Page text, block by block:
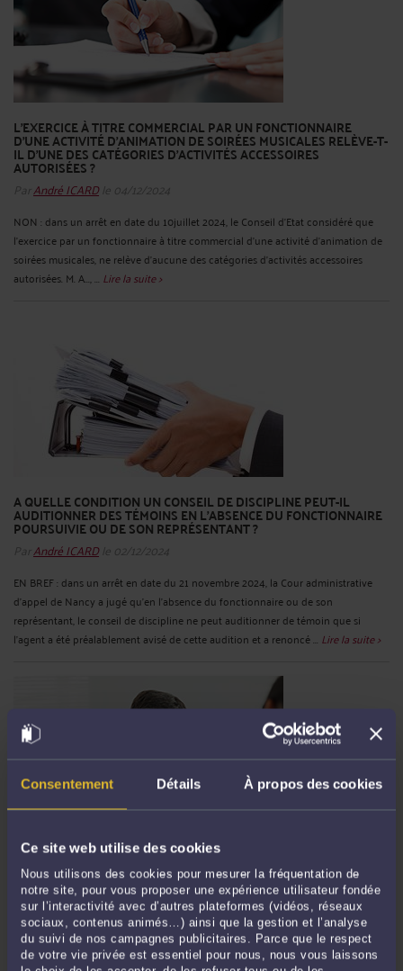
Consentement Détails À propos des cookies
Ce site web utilise des cookies
Nous utilisons des cookies pour mesurer la fréquentation de
notre site, pour vous proposer une expérience utilisateur fondée
sur l’interactivité avec d’autres plateformes (vidéos, réseaux
sociaux, contenus animés…) ainsi que la gestion et l’analyse
du suivi de nos campagnes publicitaires. Parce que le respect
de votre vie privée est essentiel pour nous, nous vous laissons
L’EXERCICE À TITRE COMMERCIAL PAR UN FONCTIONNAIRE
D’UNE ACTIVITÉ D'ANIMATION DE SOIRÉES MUSICALES RELÈVE-T-
IL D'UNE DES CATÉGORIES D'ACTIVITÉS ACCESSOIRES
AUTORISÉES ?
ParAndré ICARDle 04/12/2024
NON : dans un arrêt en date du 10juillet 2024, le Conseil d’Etat considéré que
l’exercice par un fonctionnaire à titre commercial d’une activité d'animation de
soirées musicales, ne relève d'aucune des catégories d'activités accessoires
autorisées. M. A..., ... Lire la suite >
A QUELLE CONDITION UN CONSEIL DE DISCIPLINE PEUT-IL
AUDITIONNER DES TÉMOINS EN L’ABSENCE DU FONCTIONNAIRE
POURSUIVIE OU DE SON REPRÉSENTANT ?
ParAndré ICARDle 02/12/2024
EN BREF : dans un arrêt en date du 21 novembre 2024, la Cour administrative
d’appel de Nancy a jugé qu’en l'absence du fonctionnaire ou de son
représentant, le conseil de discipline ne peut auditionner de témoin que si
l'agent a été préalablement avisé de cette audition et a renoncé ... Lire la suite >
REQUÉRANTE QUI A DÛ ATTENDRE 3 ANS, 5 MOIS ET 13 JOURS
POUR OBTENIR SON JUGEMENT AU TRIBUNAL ADMINISTRATIF !
ParAndré ICARDle 30/11/2024
OUI : dans un arrêt en date du 21 octobre 2024, le Conseil d’Etat considère que
la requérante est fondée à soutenir que son droit à un délai raisonnable de